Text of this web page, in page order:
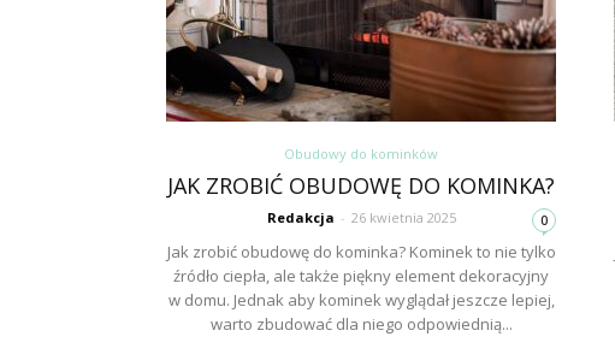
Obudowy do kominków
JAK ZROBIĆ OBUDOWĘ DO KOMINKA?
Redakcja - 26 kwietnia 2025 0
Jak zrobić obudowę do kominka? Kominek to nie tylko
źródło ciepła, ale także piękny element dekoracyjny
w domu. Jednak aby kominek wyglądał jeszcze lepiej,
warto zbudować dla niego odpowiednią...